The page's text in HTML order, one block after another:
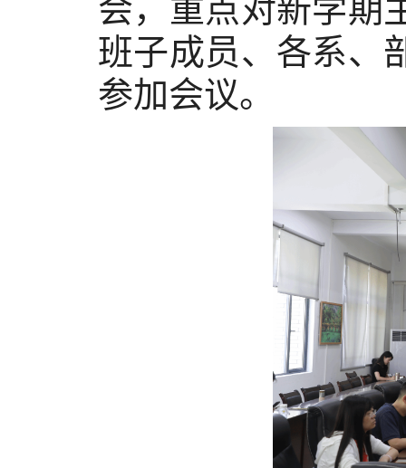
会，重点对新学期
班子成员、各系、
参加会议。